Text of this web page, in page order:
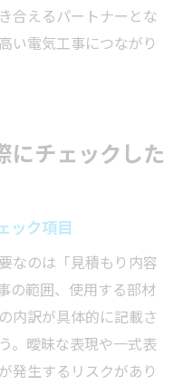
合えるパートナーとな
い電気工事につながり
にチェックした
ック項目
なのは「見積もり内容
の範囲、使用する部材
内訳が具体的に記載さ
。曖昧な表現や一式表
発生するリスクがあり